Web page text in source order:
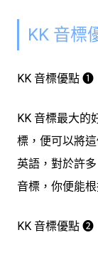
KK 音標
KK 音標優點 ➊
KK 音標最大的
標，便可以將
英語，對於許
音標，你便能
KK 音標優點 ➋